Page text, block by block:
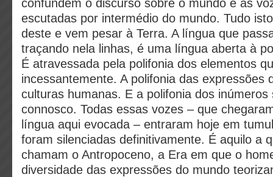
confundem o discurso sobre o mundo e as
escutadas por intermédio do mundo. Tudo
deste e vem pesar à Terra. A língua que
traçando nela linhas, é uma língua aberta à
É atravessada pela polifonia dos elementos
incessantemente. A polifonia das expressões
culturas humanas. E a polifonia dos inúmeros
connosco. Todas essas vozes – que
língua aqui evocada – entraram hoje em
foram silenciadas definitivamente. É aquilo a
chamam o Antropoceno, a Era em que o
diversidade das expressões do mundo